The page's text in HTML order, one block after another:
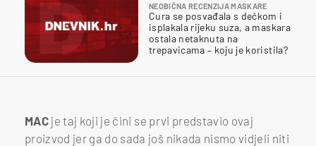
NEOBIČNA RECENZIJA MASKARE
Cura se posvađala s dečkom i
isplakala rijeku suza, a maskara
ostala netaknuta na
trepavicama – koju je koristila?
MAC je taj koji je čini se prvi predstavio ovaj
proizvod jer ga do sada još nikada nismo vidjeli niti